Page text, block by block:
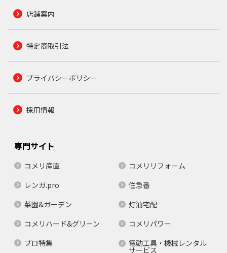
店舗案内
特定商取引法
プライバシーポリシー
採用情報
専門サイト
コメリ産直
コメリリフォーム
レンガ.pro
住急番
菜園&ガーデン
灯油宅配
コメリハード&グリーン
コメリパワー
プロ特集
電動工具・機械レンタル
サービス